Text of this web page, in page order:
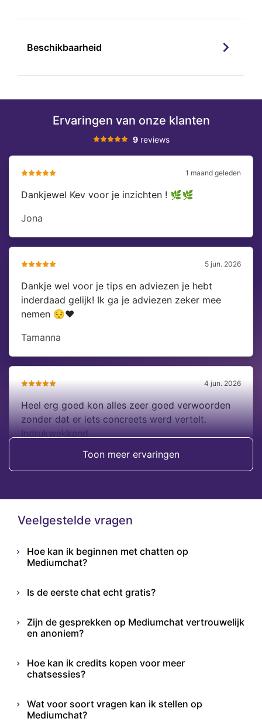
Beschikbaarheid
Ervaringen van onze klanten
9reviews
1 maand geleden
Dankjewel Kev voor je inzichten ! 🌿🌿
Jona
5 jun. 2026
Dankje wel voor je tips en adviezen je hebt
inderdaad gelijk! Ik ga je adviezen zeker mee
nemen 😔❤️
Tamanna
4 jun. 2026
Heel erg goed kon alles zeer goed verwoorden
zonder dat er iets concreets werd vertelt.
Indrukwekkend.
Toon meer ervaringen
Veelgestelde vragen
Hoe kan ik beginnen met chatten op
Mediumchat?
Is de eerste chat echt gratis?
Zijn de gesprekken op Mediumchat vertrouwelijk
en anoniem?
Hoe kan ik credits kopen voor meer
chatsessies?
Wat voor soort vragen kan ik stellen op
Mediumchat?